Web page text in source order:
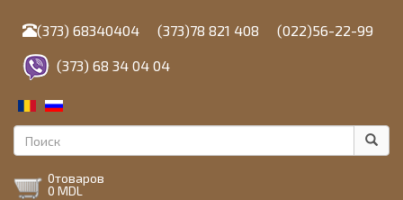
содержанию
(373) 68340404 (373)78 821 408 (022)56-22-99
(373) 68 34 04 04
Форма
поиска
0товаров
0 MDL